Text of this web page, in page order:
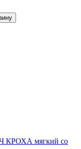
КРОХА мягкий со